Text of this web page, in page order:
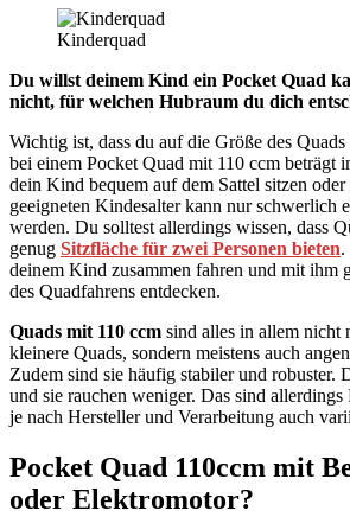
Kinderquad
Du willst deinem Kind ein Pocket Quad
nicht, für welchen Hubraum du dich
Wichtig ist, dass du auf die Größe des
bei einem Pocket Quad mit 110 ccm beträgt
dein Kind bequem auf dem Sattel sitzen
geeigneten Kindesalter kann nur schwerlich
werden. Du solltest allerdings wissen, dass
genug Sitzfläche für zwei Personen bieten.
deinem Kind zusammen fahren und mit ihm
des Quadfahrens entdecken.
Quads mit 110 ccm sind alles in allem nicht
kleinere Quads, sondern meistens auch
Zudem sind sie häufig stabiler und robuster.
und sie rauchen weniger. Das sind allerdings
je nach Hersteller und Verarbeitung auch
Pocket Quad 110ccm mit
oder Elektromotor?